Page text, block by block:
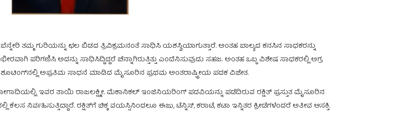
ತಮ್ಮ ಗುರಿಯನ್ನು ಛಲ ಬಿಡದ ತ್ರಿವಿಕ್ರಮನಂತೆ ಸಾಧಿಸಿ ಯಶಸ್ವಿಯಾಗುತ್ತಾರೆ. ಅಂತಹ ಬಾಲ್ಯದ ಕನಸಿನ ಸಾಧಕರನ್ನು
ಪರಿಗಣಿಸಿ ಅದನ್ನು ಸಾಧಿಸಿದ್ದಿದ್ದರೆ ಚೆನ್ನಾಗಿರುತ್ತಿತ್ತು ಎಂದೆನಿಸುವುದು ಸಹಜ. ಅಂತಹ ಒಬ್ಬ ವಿಶೇಷ ಸಾಧಕರಲ್ಲಿ ಅಗ್ರ
ಶೂಟಿಂಗ್‌ನಲ್ಲಿ ಅಪ್ರತಿಮ ಸಾಧನೆ ಮಾಡಿದ ಮೈಸೂರಿನ ಪ್ರಥಮ ಅಂತರಾಷ್ಟ್ರೀಯ ಪದಕ ವಿಜೇತ.
ಇವರ ತಾಯಿ ರಾಜಲಕ್ಷ್ಮೀ. ಮೆಕಾನಿಕಲ್ ಇಂಜಿನಿಯರಿಂಗ್ ಪದವಿಯನ್ನು ಪಡೆದಿರುವ ರಕ್ಷಿತ್ ಪ್ರಸ್ತುತ ಮೈಸೂರಿನ
ನಿರ್ವಹಿಸುತ್ತಿದ್ದಾರೆ. ರಕ್ಷಿತ್‌ಗೆ ಚಿಕ್ಕ ವಯಸ್ಸಿನಿಂದಲೂ ಈಜು, ಟೆನ್ನಿಸ್, ಕರಾಟೆ, ಕಟಾ ಇನ್ನಿತರ ಕ್ರೀಡೆಗಳೆಂದರೆ ಅತೀವ ಆಸಕ್ತಿ.